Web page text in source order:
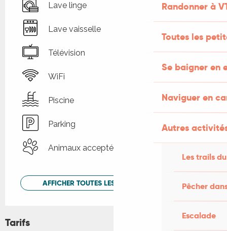
Randonner à
Toutes les
Se baigner en
Naviguer en
Autres
Les trails
Pêcher
Escalade
Lave linge
Lave vaisselle
Télévision
WiFi
Piscine
Parking
Animaux acceptés
AFFICHER TOUTES LES PRESTATIONS
Tarifs